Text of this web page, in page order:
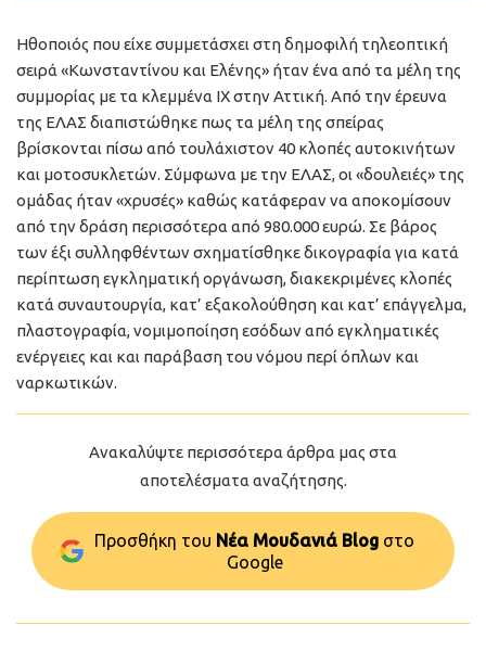
Ηθοποιός που είχε συμμετάσχει στη δημοφιλή τηλεοπτική
σειρά «Κωνσταντίνου και Ελένης» ήταν ένα από τα μέλη της
συμμορίας με τα κλεμμένα ΙΧ στην Αττική. Από την έρευνα
της ΕΛΑΣ διαπιστώθηκε πως τα μέλη της σπείρας
βρίσκονται πίσω από τουλάχιστον 40 κλοπές αυτοκινήτων
και μοτοσυκλετών. Σύμφωνα με την ΕΛΑΣ, οι «δουλειές» της
ομάδας ήταν «χρυσές» καθώς κατάφεραν να αποκομίσουν
από την δράση περισσότερα από 980.000 ευρώ. Σε βάρος
των έξι συλληφθέντων σχηματίσθηκε δικογραφία για κατά
περίπτωση εγκληματική οργάνωση, διακεκριμένες κλοπές
κατά συναυτουργία, κατ’ εξακολούθηση και κατ’ επάγγελμα,
πλαστογραφία, νομιμοποίηση εσόδων από εγκληματικές
ενέργειες και και παράβαση του νόμου περί όπλων και
ναρκωτικών.
Ανακαλύψτε περισσότερα άρθρα μας στα
αποτελέσματα αναζήτησης.
Προσθήκη του Νέα Μουδανιά Blog στo
Google